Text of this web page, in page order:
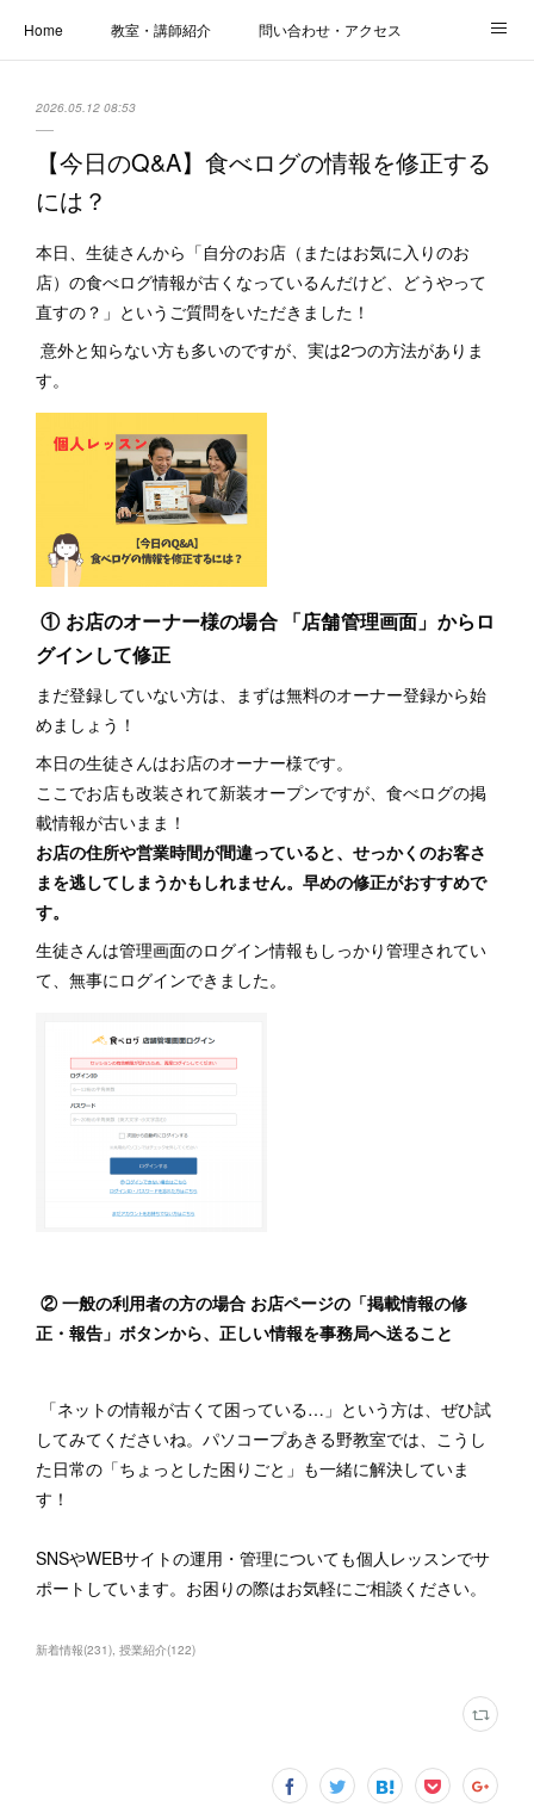
Home 教室・講師紹介 問い合わせ・アクセス
2026.05.12 08:53
【今日のQ&A】食べログの情報を修正する
には？
本日、生徒さんから「自分のお店（またはお気に入りのお
店）の食べログ情報が古くなっているんだけど、どうやって
直すの？」というご質問をいただきました！
意外と知らない方も多いのですが、実は2つの方法がありま
す。
① お店のオーナー様の場合 「店舗管理画面」からロ
グインして修正
まだ登録していない方は、まずは無料のオーナー登録から始
めましょう！
本日の生徒さんはお店のオーナー様です。
ここでお店も改装されて新装オープンですが、食べログの掲
載情報が古いまま！
お店の住所や営業時間が間違っていると、せっかくのお客さ
まを逃してしまうかもしれません。早めの修正がおすすめで
す。
生徒さんは管理画面のログイン情報もしっかり管理されてい
て、無事にログインできました。
② 一般の利用者の方の場合 お店ページの「掲載情報の修
正・報告」ボタンから、正しい情報を事務局へ送ること
「ネットの情報が古くて困っている…」という方は、ぜひ試
してみてくださいね。パソコープあきる野教室では、こうし
た日常の「ちょっとした困りごと」も一緒に解決していま
す！
SNSやWEBサイトの運用・管理についても個人レッスンでサ
ポートしています。お困りの際はお気軽にご相談ください。
新着情報(231) 授業紹介(122)